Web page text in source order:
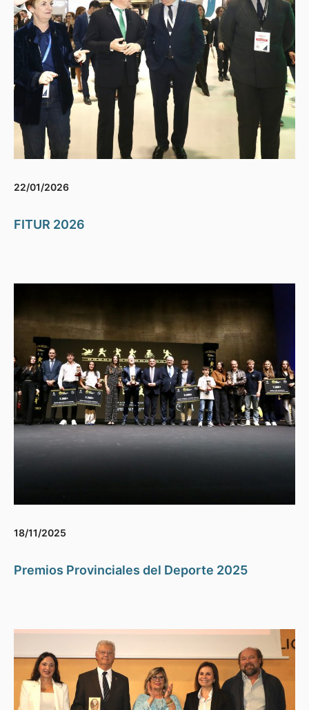
22/01/2026
FITUR 2026
18/11/2025
Premios Provinciales del Deporte 2025